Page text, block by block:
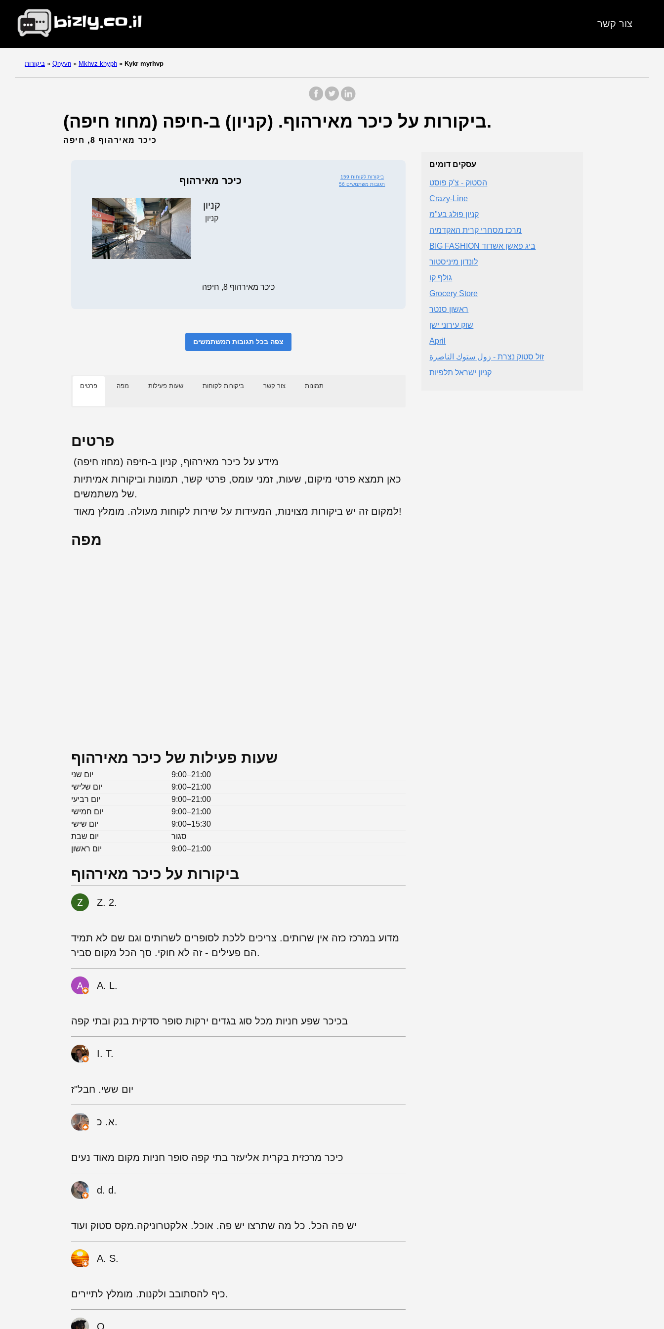
צור קשר
ביקורות » Qnyvn » Mkhvz khyph » Kykr myrhvp
ביקורות על כיכר מאירהוף. (קניון) ב-חיפה (מחוז חיפה).
כיכר מאירהוף 8, חיפה
כיכר מאירהוף
159 ביקורות לקוחות
56 תגובות משתמשים
קניון
קניון
כיכר מאירהוף 8, חיפה
צפה בכל תגובות המשתמשים
פרטים מפה שעות פעילות ביקורות לקוחות צור קשר תמונות
פרטים
מידע על כיכר מאירהוף, קניון ב-חיפה (מחוז חיפה)
כאן תמצא פרטי מיקום, שעות, זמני עומס, פרטי קשר, תמונות וביקורות אמיתיות
של משתמשים.
למקום זה יש ביקורות מצוינות, המעידות על שירות לקוחות מעולה. מומלץ מאוד!
מפה
שעות פעילות של כיכר מאירהוף
יום שני
9:00–21:00
יום שלישי
9:00–21:00
יום רביעי
9:00–21:00
יום חמישי
9:00–21:00
יום שישי
9:00–15:30
יום שבת
סגור
יום ראשון
9:00–21:00
ביקורות על כיכר מאירהוף
Z. 2.
מדוע במרכז כזה אין שרותים. צריכים ללכת לסופרים לשרותים וגם שם לא תמיד
הם פעילים - זה לא חוקי. סך הכל מקום סביר.
A. L.
בכיכר שפע חניות מכל סוג בגדים ירקות סופר סדקית בנק ובתי קפה
I. T.
יום ששי. חבל"ז
א. כ.
כיכר מרכזית בקרית אליעזר בתי קפה סופר חניות מקום מאוד נעים
d. d.
יש פה הכל. כל מה שתרצו יש פה. אוכל. אלקטרוניקה.מקס סטוק ועוד
A. S.
כיף להסתובב ולקנות. מומלץ לתיירים.
O.
עסקים דומים
הסטוק - צ'ק פוסט
Crazy-Line
קניון פולג בע"מ
מרכז מסחרי קרית האקדמיה
BIG FASHION ביג פאשן אשדוד
לונדון מיניסטור
גולף קו
Grocery Store
ראשון סנטר
שוק עירוני ישן
April
זול סטוק נצרת - زول ستوك الناصرة
קניון ישראל תלפיות